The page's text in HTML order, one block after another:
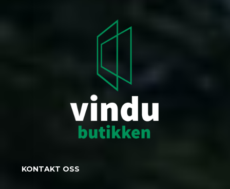
KONTAKT OSS